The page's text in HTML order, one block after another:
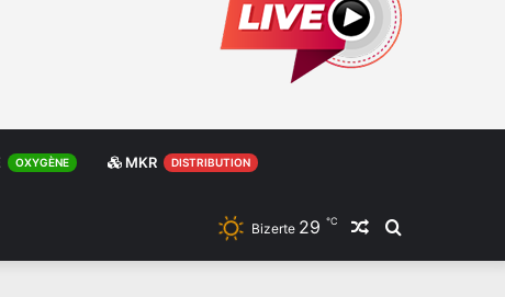
OXYGÈNE MKR DISTRIBUTION
Rechercher
Article
Bizerte 29 ℃